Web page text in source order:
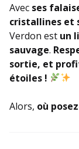
Avec ses
cristallines et
Verdon est un
sauvage.
sortie, et
étoiles !
Alors, où